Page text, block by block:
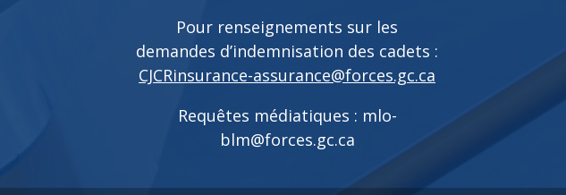
Pour renseignements sur les
demandes d’indemnisation des cadets :
CJCRinsurance-assurance@forces.gc.ca
Requêtes médiatiques : mlo-
blm@forces.gc.ca